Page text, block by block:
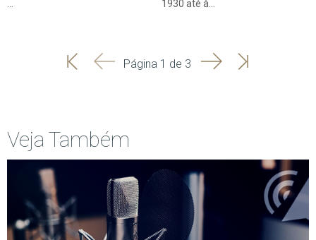
1930 até à…
'
'
Página 1 de 3 SeguinteÚltima
Veja Também